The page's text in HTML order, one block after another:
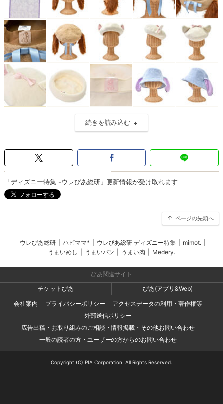
続きを読み込む
「ディズニー特集 -ウレぴあ総研」更新情報が受け取れます
ページの先頭へ
ウレぴあ総研 ハピママ* ウレぴあ総研 ディズニー特集 mimot.
うまいめし
うまいパン うまい肉 Medery.
ぴあ関連サイト
チケットぴあ
ぴあ(アプリ&Web)
会社案内
プライバシーポリシー
アクセスデータの利用・著作権等
外部送信ポリシー
広告出稿・お取り組みのご相談・情報掲載・その他お問い合わせ
一般の読者の方・ユーザーの方からのお問い合わせ
Copyright (C) PIA Corporation. All Rights Reserved.